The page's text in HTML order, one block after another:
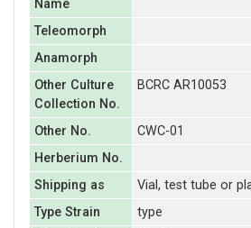
Name
Teleomorph
Anamorph
Other Culture
Collection No.
BCRC AR10053
Other No.
CWC-01
Herberium No.
Shipping as
Vial, test tube or
Type Strain
type